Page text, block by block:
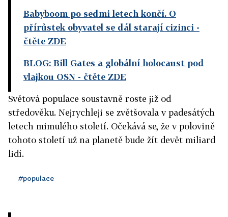
Babyboom po sedmi letech končí. O
přírůstek obyvatel se dál starají cizinci -
čtěte ZDE
BLOG: Bill Gates a globální holocaust pod
vlajkou OSN - čtěte ZDE
Světová populace soustavně roste již od
středověku. Nejrychleji se zvětšovala v padesátých
letech mimulého století. Očekává se, že v polovině
tohoto století už na planetě bude žít devět miliard
lidí.
#populace